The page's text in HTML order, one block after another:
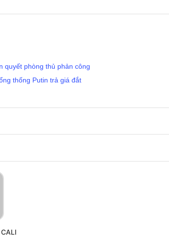
quyết phòng thủ phản công
thống Putin trả giá đắt